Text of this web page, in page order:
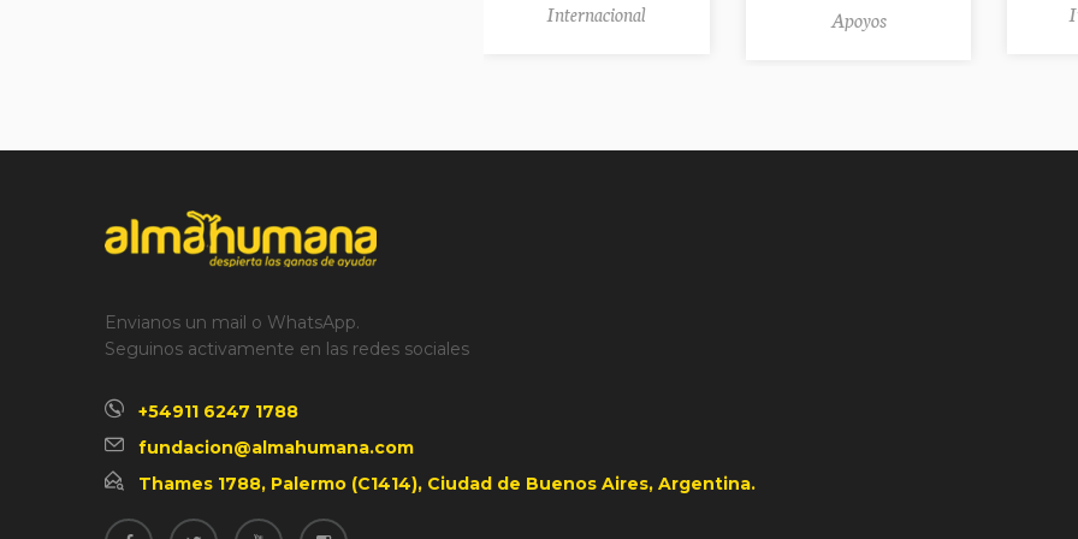
Internacional
Apoyos
Envianos un mail o WhatsApp.
Seguinos activamente en las redes sociales
+54911 6247 1788
fundacion@almahumana.com
Thames 1788, Palermo (C1414), Ciudad de Buenos Aires, Argentina.